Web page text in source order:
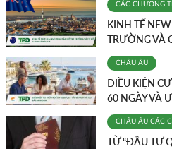
CÁC CHƯƠNG
KINH TẾ
TRƯỜNG VÀ
CHÂU ÂU
ĐIỀU KIỆN
60 NGÀY VÀ
CHÂU ÂU CÁC
TỪ “ĐẦU TƯ